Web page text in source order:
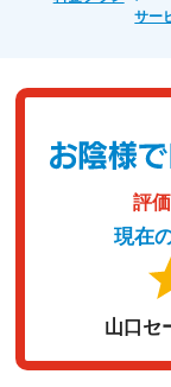
サー
評
現在
山口セ